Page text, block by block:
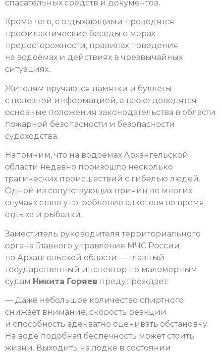
спасательных средств и документов.
Кроме того, с отдыхающими проводятся
профилактические беседы о мерах
предосторожности, правилах поведения
на водоёмах и действиях в чрезвычайных
ситуациях.
Жителям вручаются памятки и буклеты
с полезной информацией, а также доводятся
основные положения законодательства в области
пожарной безопасности и безопасности
судоходства.
Напомним, что на водоёмах Архангельской
области недавно произошло несколько
трагических происшествий с гибелью людей.
Одной из сопутствующих причин во многих
случаях стало употребление алкоголя во время
отдыха и рыбалки.
Заместитель руководителя территориального
органа Главного управления МЧС России
по Архангельской области — главный
государственный инспектор по маломерным
судам Никита Горяев предупреждает:
— Даже небольшое количество спиртного
снижает внимание, скорость реакции
и способность адекватно оценивать обстановку.
На воде подобная беспечность может стоить
жизни. Выходить на лодке в состоянии